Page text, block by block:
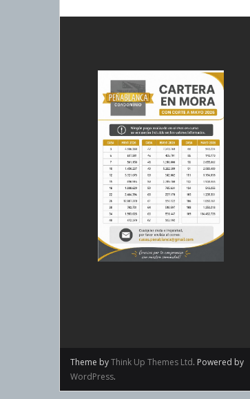
Theme byThink Up Themes Ltd. Powered by
WordPress.